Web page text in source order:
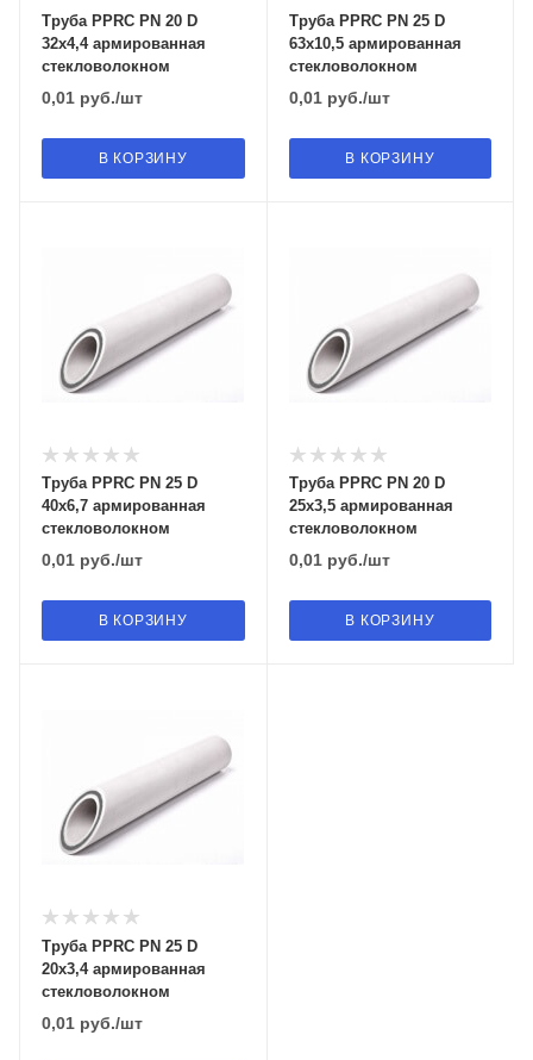
Труба PPRC PN 20 D
32х4,4 армированная
стекловолокном
0,01 руб./шт
В КОРЗИНУ
Труба PPRC PN 25 D
63х10,5 армированная
стекловолокном
0,01руб./шт
В КОРЗИНУ
Труба PPRC PN 25 D
40х6,7 армированная
стекловолокном
0,01 руб./шт
В КОРЗИНУ
Труба PPRC PN 20 D
25х3,5 армированная
стекловолокном
0,01руб./шт
В КОРЗИНУ
Труба PPRC PN 25 D
20х3,4 армированная
стекловолокном
0,01 руб./шт